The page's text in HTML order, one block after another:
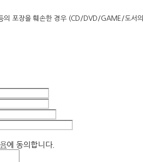
의 포장을 훼손한 경우 (CD/DVD/GAME/도서의
에 동의합니다.